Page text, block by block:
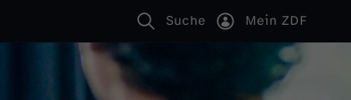
Suche Mein ZDF